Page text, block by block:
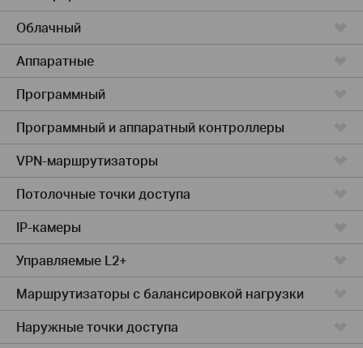
Облачный
Аппаратные
Программный
Программный и аппаратный контроллеры
VPN-маршрутизаторы
Потолочные точки доступа
IP-камеры
Управляемые L2+
Маршрутизаторы с балансировкой нагрузки
Наружные точки доступа